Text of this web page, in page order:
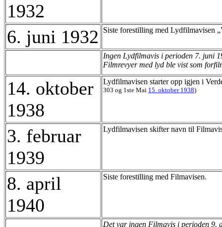
1932
6. juni 1932 Siste forestilling med Lydfilmavisen
Ingen Lydfilmavis i perioden 7. juni
Filmrevyer med lyd ble vist som
14. oktober
1938
Lydfilmavisen starter opp igjen i
303 og 1ste Mai 15. oktober 1938)
3. februar
1939
Lydfilmavisen skifter navn til
8. april
1940
Siste forestilling med Filmavisen.
Det var ingen Filmavis i perioden 9.